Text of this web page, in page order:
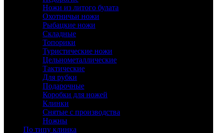
Ножи из литого булата
Охотничьи ножи
Рыбацкие ножи
Складные
Топорики
Туристические ножи
Цельнометаллические
Тактические
Для рубки
Подарочные
Коробки для ножей
Клинки
Снятые с производства
Ножны
По типу клинка